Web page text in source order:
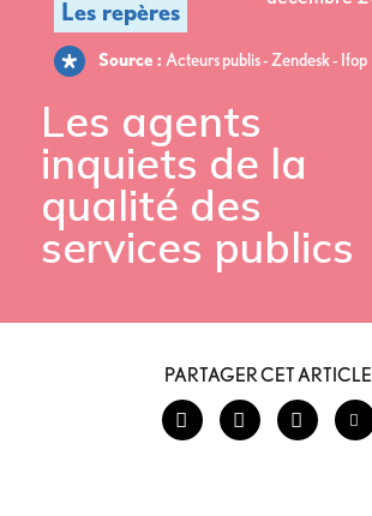
Source : Acteurs publis - Zendesk - Ifop
Les agents
inquiets de la
qualité des
services publics
PARTAGER CET ARTICLE